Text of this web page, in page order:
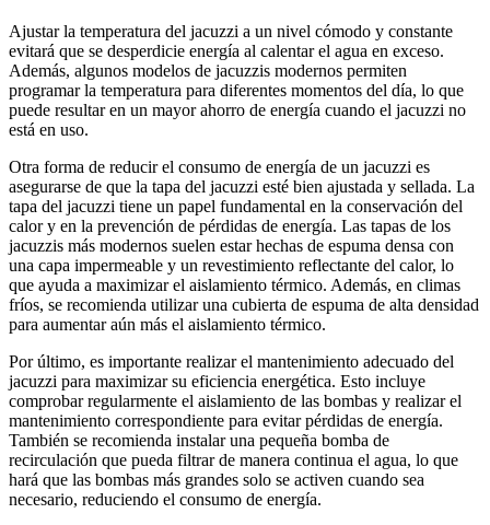
Ajustar la temperatura del jacuzzi a un nivel cómodo y constante
evitará que se desperdicie energía al calentar el agua en exceso.
Además, algunos modelos de jacuzzis modernos permiten
programar la temperatura para diferentes momentos del día, lo que
puede resultar en un mayor ahorro de energía cuando el jacuzzi no
está en uso.
Otra forma de reducir el consumo de energía de un jacuzzi es
asegurarse de que la tapa del jacuzzi esté bien ajustada y sellada. La
tapa del jacuzzi tiene un papel fundamental en la conservación del
calor y en la prevención de pérdidas de energía. Las tapas de los
jacuzzis más modernos suelen estar hechas de espuma densa con
una capa impermeable y un revestimiento reflectante del calor, lo
que ayuda a maximizar el aislamiento térmico. Además, en climas
fríos, se recomienda utilizar una cubierta de espuma de alta densidad
para aumentar aún más el aislamiento térmico.
Por último, es importante realizar el mantenimiento adecuado del
jacuzzi para maximizar su eficiencia energética. Esto incluye
comprobar regularmente el aislamiento de las bombas y realizar el
mantenimiento correspondiente para evitar pérdidas de energía.
También se recomienda instalar una pequeña bomba de
recirculación que pueda filtrar de manera continua el agua, lo que
hará que las bombas más grandes solo se activen cuando sea
necesario, reduciendo el consumo de energía.